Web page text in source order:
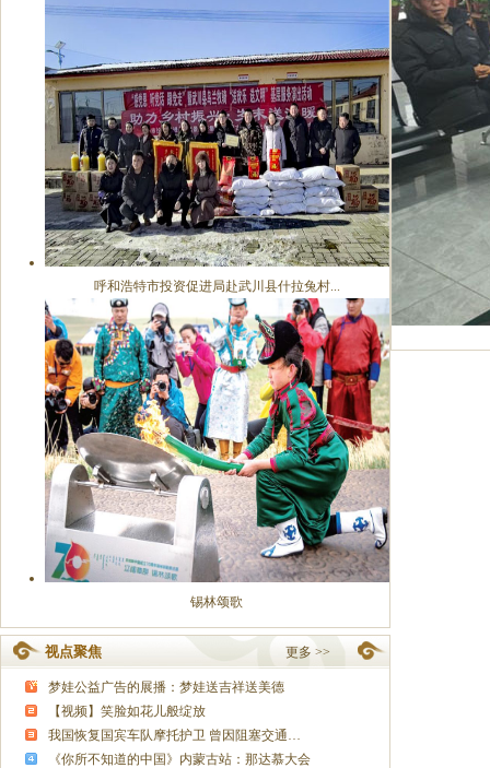
呼和浩特市投资促进局赴武川县什拉兔村...
锡林颂歌
视点聚焦 更多 >>
梦娃公益广告的展播：梦娃送吉祥送美德
【视频】笑脸如花儿般绽放
我国恢复国宾车队摩托护卫 曾因阻塞交通…
《你所不知道的中国》内蒙古站：那达慕大会